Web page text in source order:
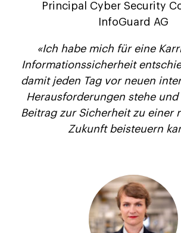
Principal Cyber Security
InfoGuard AG
«Ich habe mich für eine
Informationssicherheit
damit jeden Tag vor neuen
Herausforderungen stehe
Beitrag zur Sicherheit zu einer
Zukunft beisteuern